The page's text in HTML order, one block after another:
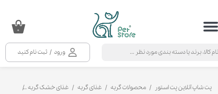
ورود / ثبت نام کنید
حساب کاربری من
خروج از حساب کاربری
۰
پت شاپ آنلاین پت استور محصولات گربه غذای گربه غذای خشک گربه